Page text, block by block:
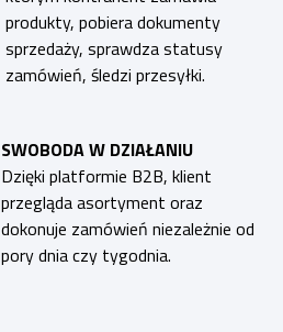
SWOBODA W DZIAŁANIU
Dzięki platformie B2B, klient
przegląda asortyment oraz
dokonuje zamówień niezależnie od
pory dnia czy tygodnia.
produkty, pobiera dokumenty
sprzedaży, sprawdza statusy
zamówień, śledzi przesyłki.